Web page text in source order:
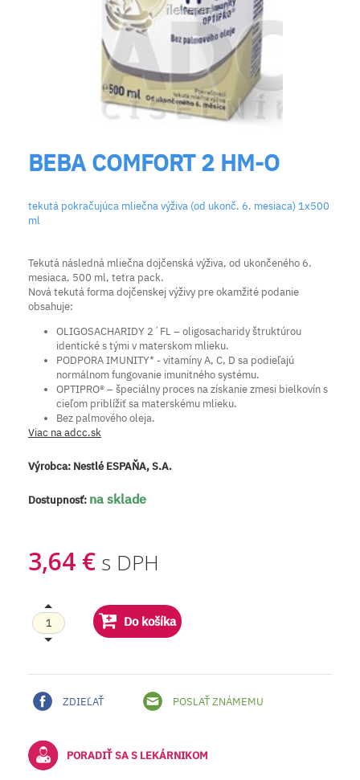
BEBA COMFORT 2 HM-O
tekutá pokračujúca mliečna výživa (od ukonč. 6. mesiaca) 1x500
ml
Tekutá následná mliečna dojčenská výživa, od ukončeného 6.
mesiaca. 500 ml, tetra pack.
Nová tekutá forma dojčenskej výživy pre okamžité podanie
obsahuje:
OLIGOSACHARIDY 2´FL – oligosacharidy štruktúrou
identické s tými v materskom mlieku.
PODPORA IMUNITY* - vitamíny A, C, D sa podieľajú
normálnom fungovanie imunitného systému.
OPTIPRO® – špeciálny proces na získanie zmesi bielkovín s
cieľom priblížiť sa materskému mlieku.
Bez palmového oleja.
Viac na adcc.sk
Výrobca: Nestlé ESPAŇA, S.A.
Dostupnosť: na sklade
3,64 € s DPH
Do košíka
ZDIEĽAŤ POSLAŤ ZNÁMEMU
PORADIŤ SA S LEKÁRNIKOM